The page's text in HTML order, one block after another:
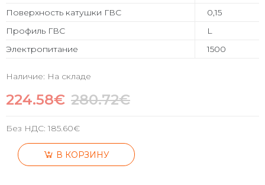
Поверхность катушки ГВС
0,15
Профиль ГВС
L
Электропитание
1500
Наличие: На складе
224.58€ 280.72€
Без НДС:185.60€
В КОРЗИНУ